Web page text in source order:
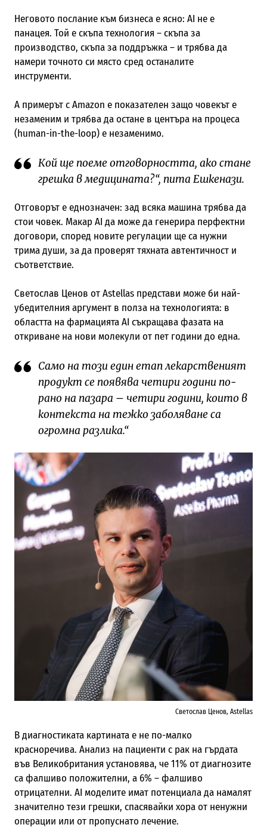
Неговото послание към бизнеса е ясно: AI не е
панацея. Той е скъпа технология – скъпа за
производство, скъпа за поддръжка – и трябва да
намери точното си място сред останалите
инструменти.
А примерът с Amazon е показателен защо човекът е
незаменим и трябва да остане в центъра на процеса
(human-in-the-loop) е незаменимо.
Кой ще поеме отговорността, ако стане
грешка в медицината?“, пита Ешкенази.
Отговорът е еднозначен: зад всяка машина трябва да
стои човек. Макар AI да може да генерира перфектни
договори, според новите регулации ще са нужни
трима души, за да проверят тяхната автентичност и
съответствие.
Светослав Ценов от Astellas представи може би най-
убедителния аргумент в полза на технологията: в
областта на фармацията AI съкращава фазата на
откриване на нови молекули от пет години до една.
Само на този един етап лекарственият
продукт се появява четири години по-
рано на пазара – четири години, които в
контекста на тежко заболяване са
огромна разлика.“
Светослав Ценов, Astellas
В диагностиката картината е не по-малко
красноречива. Анализ на пациенти с рак на гърдата
във Великобритания установява, че 11% от диагнозите
са фалшиво положителни, а 6% – фалшиво
отрицателни. AI моделите имат потенциала да намалят
значително тези грешки, спасявайки хора от ненужни
операции или от пропуснато лечение.